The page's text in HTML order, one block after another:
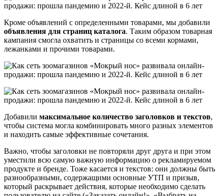
Кроме объявлений с определенными товарами, мы добавили
объявления для страниц каталога. Таким образом товарная
кампания смогла охватить и страницы со всеми кормами,
лежанками и прочими товарами.
Добавили максимальное количество заголовков и текстов,
чтобы система могла комбинировать много разных элементов
и находить самые эффективные сочетания.
Важно, чтобы заголовки не повторяли друг друга и при этом
уместили всю самую важную информацию о рекламируемом
продукте и бренде. Тоже касается и текстов: они должны быть
разнообразными, содержащими основные УТП и призыв,
который раскрывает действия, которые необходимо сделать